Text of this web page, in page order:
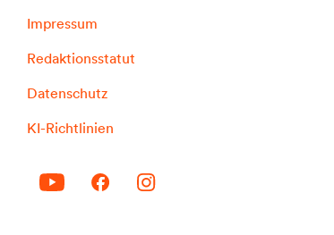
Impressum
Redaktionsstatut
Datenschutz
KI-Richtlinien